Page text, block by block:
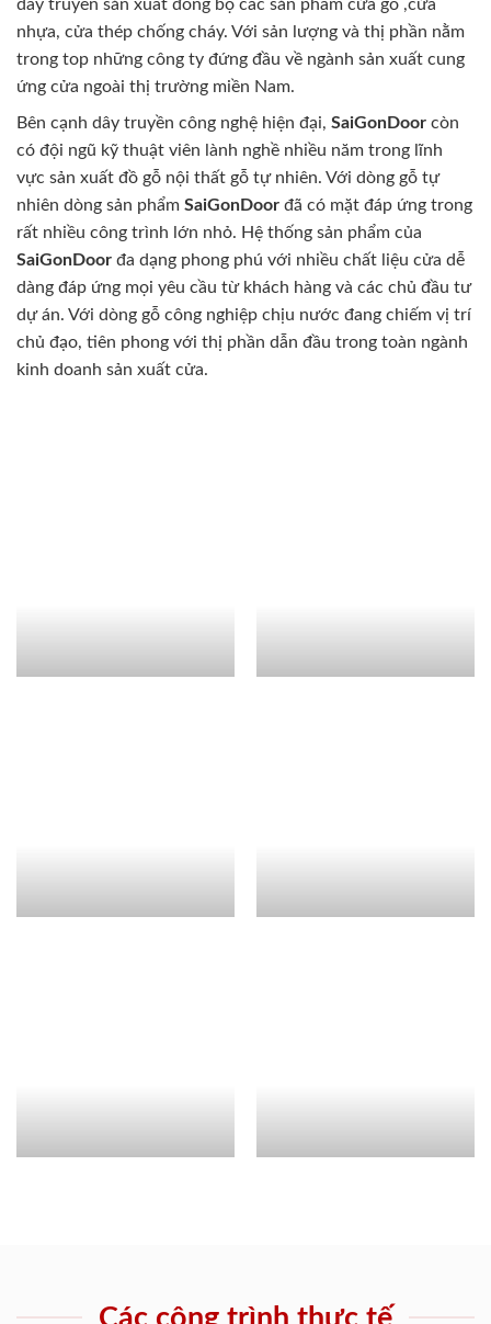
dây truyền sản xuất đồng bộ các sản phẩm cửa gỗ ,cửa
nhựa, cửa thép chống cháy. Với sản lượng và thị phần nằm
trong top những công ty đứng đầu về ngành sản xuất cung
ứng cửa ngoài thị trường miền Nam.
Bên cạnh dây truyền công nghệ hiện đại, SaiGonDoor còn
có đội ngũ kỹ thuật viên lành nghề nhiều năm trong lĩnh
vực sản xuất đồ gỗ nội thất gỗ tự nhiên. Với dòng gỗ tự
nhiên dòng sản phẩm SaiGonDoor đã có mặt đáp ứng trong
rất nhiều công trình lớn nhỏ. Hệ thống sản phẩm của
SaiGonDoor đa dạng phong phú với nhiều chất liệu cửa dễ
dàng đáp ứng mọi yêu cầu từ khách hàng và các chủ đầu tư
dự án. Với dòng gỗ công nghiệp chịu nước đang chiếm vị trí
chủ đạo, tiên phong với thị phần dẫn đầu trong toàn ngành
kinh doanh sản xuất cửa.
Các công trình thực tế